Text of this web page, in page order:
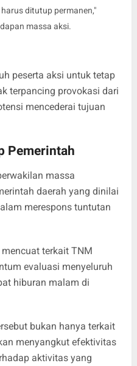
ditutup permanen,"
massa aksi.
peserta aksi untuk tetap
terpancing provokasi dari
mencederai tujuan
Pemerintah
massa
daerah yang dinilai
merespons tuntutan
terkait TNM
evaluasi menyeluruh
hiburan malam di
bukan hanya terkait
menyangkut efektivitas
aktivitas yang